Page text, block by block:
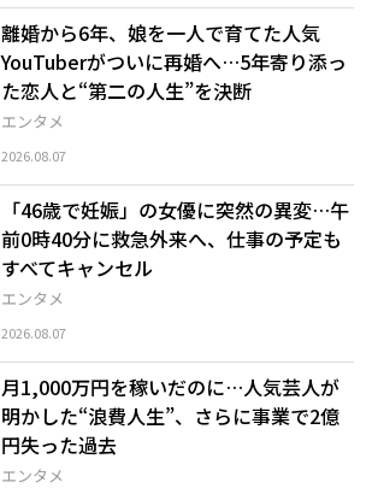
エンタメ
離婚から6年、娘を一人で育てた人気
YouTuberがついに再婚へ…5年寄り添っ
た恋人と“第二の人生”を決断
2026.08.07
エンタメ
「46歳で妊娠」の女優に突然の異変…午
前0時40分に救急外来へ、仕事の予定も
すべてキャンセル
2026.08.07
エンタメ
月1,000万円を稼いだのに…人気芸人が
明かした“浪費人生”、さらに事業で2億
円失った過去